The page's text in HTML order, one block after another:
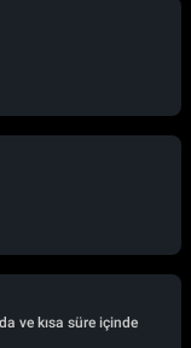
ve kısa süre içinde